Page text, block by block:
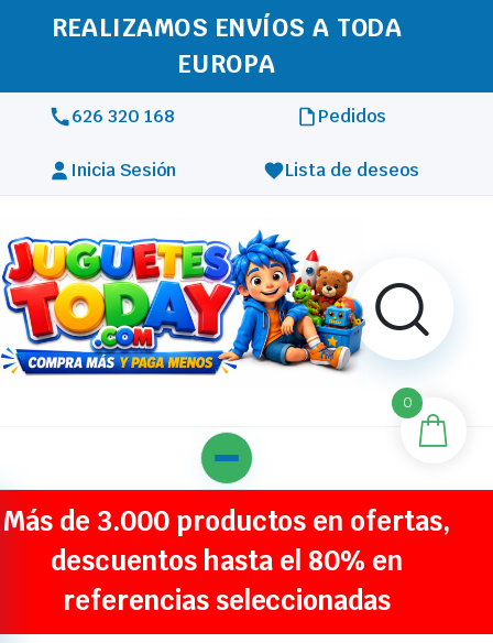
REALIZAMOS ENVÍOS A TODA
EUROPA
626 320 168 Pedidos
Inicia Sesión Lista de deseos
Más de 3.000 productos en ofertas,
descuentos hasta el 80% en
referencias seleccionadas
0